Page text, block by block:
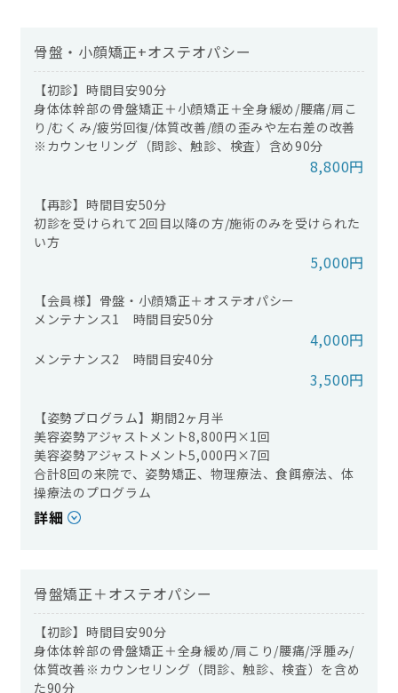
骨盤・小顔矯正+オステオパシー
【初診】時間目安90分
身体体幹部の骨盤矯正＋小顔矯正＋全身緩め/腰痛/肩こ
り/むくみ/疲労回復/体質改善/顔の歪みや左右差の改善
※カウンセリング（問診、触診、検査）含め90分
8,800円
【再診】時間目安50分
初診を受けられて2回目以降の方/施術のみを受けられた
い方
5,000円
【会員様】骨盤・小顔矯正＋オステオパシー
メンテナンス1 時間目安50分
4,000円
メンテナンス2 時間目安40分
3​​​​​​​,500円
【姿勢プログラム】期間2ヶ月半
美容姿勢アジャストメント8,800円×1回
美容姿勢アジャストメント5,000円×7回
合計8回の来院で、姿勢矯正、物理療法、食餌療法、体
操療法のプログラム
詳細
骨盤矯正＋オステオパシー
【初診】時間目安90分
身体体幹部の骨盤矯正＋全身緩め/肩こり/腰痛/浮腫み/
体質改善※カウンセリング（問診、触診、検査）を含め
た90分